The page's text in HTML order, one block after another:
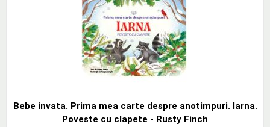
Bebe invata. Prima mea carte despre anotimpuri. Iarna.
Poveste cu clapete - Rusty Finch